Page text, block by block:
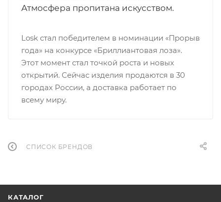
Атмосфера пропитана искусством.
Losk стал победителем в номинации «Прорыв
года» на конкурсе «Бриллиантовая лоза».
Этот момент стал точкой роста и новых
открытий. Сейчас изделия продаются в 30
городах России, а доставка работает по
всему миру.
СПИСОК БРЕНДОВ
КАТАЛОГ